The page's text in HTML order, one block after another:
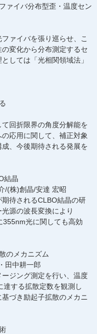
ァイバ分布型歪・温度セン
ァイバを張り巡らせ、こ
変化から分布測定するセ
しては「光相関領域法」
回折限界の角度分解能を
応用に関して、補正対象
、今後期待される発展を
結晶
/(株)創晶/安達 宏昭
待されるCLBO結晶の研
源の波長変換により
光に関しても高効
のメカニズム
田中耕一郎
ジング測定を行い、温度
する拡散定数を観測し
づき励起子拡散のメカニ